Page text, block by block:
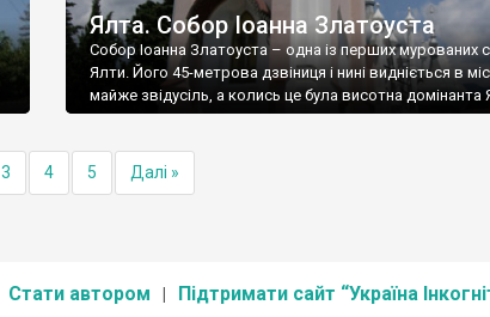
Ялта. Собор Іоанна Златоуста
Собор Іоанна Златоуста – одна із перших мурованих
Ялти. Його 45-метрова дзвіниця і нині видніється в
майже звідусіль, а колись це була висотна домінанта
3 4 5 Далі »
Стати автором Підтримати сайт “Україна